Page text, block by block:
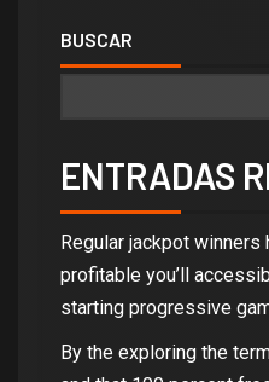
BUSCAR
ENTRADAS
Regular jackpot
profitable you’ll
starting progressive
By the exploring the